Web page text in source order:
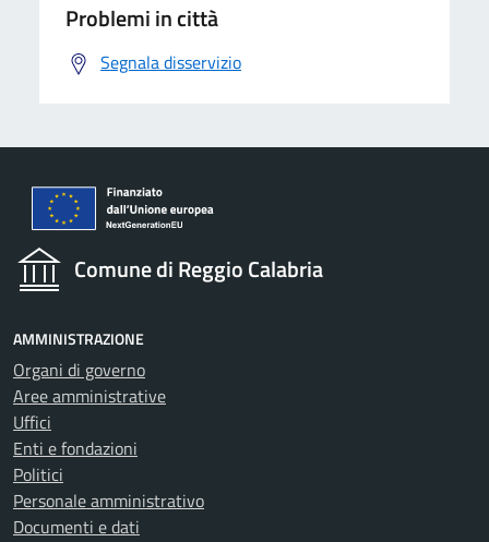
Problemi in città
Segnala disservizio
Comune di Reggio Calabria
AMMINISTRAZIONE
Organi di governo
Aree amministrative
Uffici
Enti e fondazioni
Politici
Personale amministrativo
Documenti e dati